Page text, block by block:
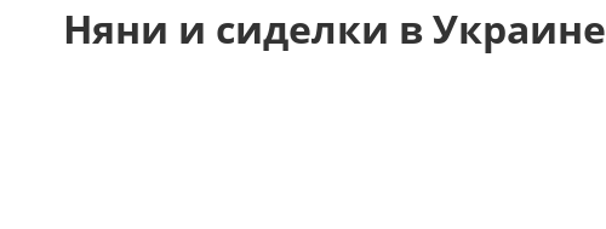
Няни и сиделки в Украине